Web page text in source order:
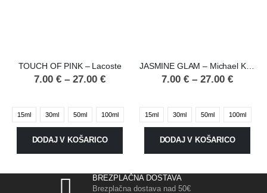
TOUCH OF PINK – Lacoste
7.00 € – 27.00 €
15ml 30ml 50ml 100ml
DODAJ V KOŠARICO
JASMINE GLAM – Michael Kors
7.00 € – 27.00 €
15ml 30ml 50ml 100ml
DODAJ V KOŠARICO
BREZPLAČNA DOSTAVA
Brezplačna dostava nad 50€